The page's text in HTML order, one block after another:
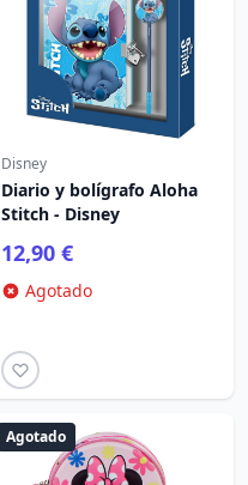
Disney
Diario y bolígrafo Aloha
Stitch - Disney
12,90 €
Agotado
Agotado